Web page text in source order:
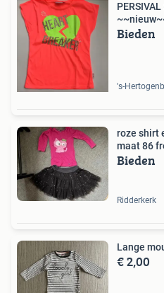
Bieden
's-
roze shirt
maat 86
Bieden
Ridderkerk
Lange
€ 2,00